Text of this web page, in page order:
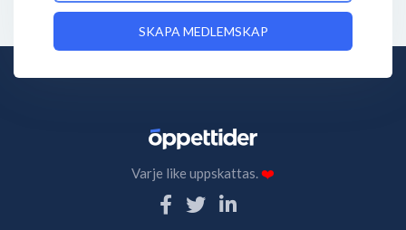
SKAPA MEDLEMSKAP
Varje like uppskattas.❤️